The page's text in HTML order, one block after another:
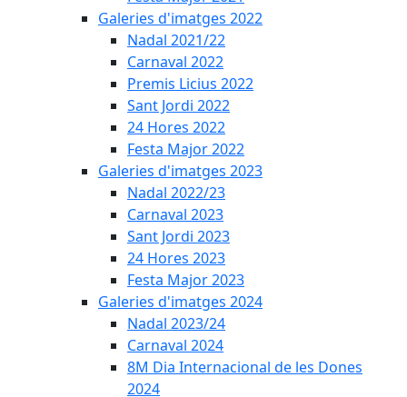
Galeries d'imatges 2022
Nadal 2021/22
Carnaval 2022
Premis Licius 2022
Sant Jordi 2022
24 Hores 2022
Festa Major 2022
Galeries d'imatges 2023
Nadal 2022/23
Carnaval 2023
Sant Jordi 2023
24 Hores 2023
Festa Major 2023
Galeries d'imatges 2024
Nadal 2023/24
Carnaval 2024
8M Dia Internacional de les Dones
2024